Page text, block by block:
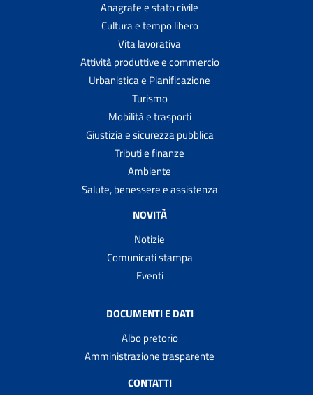
Anagrafe e stato civile
Cultura e tempo libero
Vita lavorativa
Attività produttive e commercio
Urbanistica e Pianificazione
Turismo
Mobilità e trasporti
Giustizia e sicurezza pubblica
Tributi e finanze
Ambiente
Salute, benessere e assistenza
NOVITÀ
Notizie
Comunicati stampa
Eventi
DOCUMENTI E DATI
Albo pretorio
Amministrazione trasparente
CONTATTI